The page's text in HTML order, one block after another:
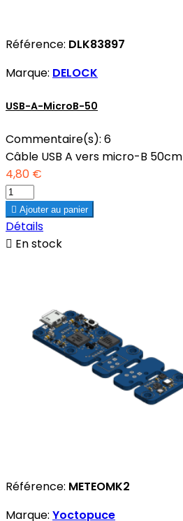
Référence: DLK83897
Marque: DELOCK
USB-A-MicroB-50
Commentaire(s): 6
Câble USB A vers micro-B 50cm
4,80 €
 Ajouter au panier
Détails
 En stock
Référence: METEOMK2
Marque: Yoctopuce